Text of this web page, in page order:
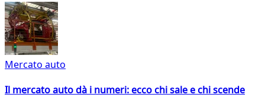
Mercato auto
Il mercato auto dà i numeri: ecco chi sale e chi scende